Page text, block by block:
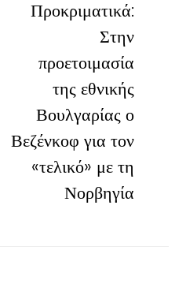
Προκριματικά:
Στην
προετοιμασία
της εθνικής
Βουλγαρίας ο
Βεζένκοφ για τον
«τελικό» με τη
Νορβηγία